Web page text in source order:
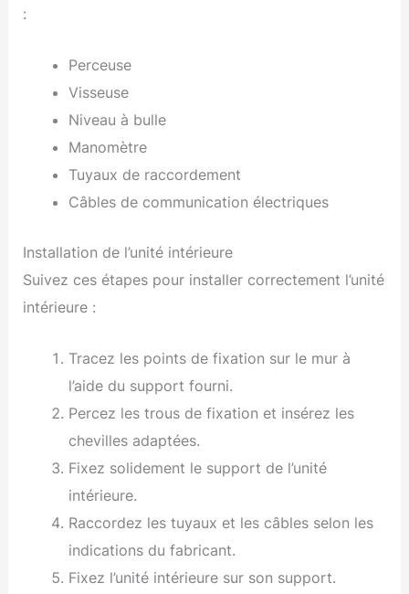
:
Perceuse
Visseuse
Niveau à bulle
Manomètre
Tuyaux de raccordement
Câbles de communication électriques
Installation de l’unité intérieure
Suivez ces étapes pour installer correctement l’unité
intérieure :
Tracez les points de fixation sur le mur à
l’aide du support fourni.
Percez les trous de fixation et insérez les
chevilles adaptées.
Fixez solidement le support de l’unité
intérieure.
Raccordez les tuyaux et les câbles selon les
indications du fabricant.
Fixez l’unité intérieure sur son support.